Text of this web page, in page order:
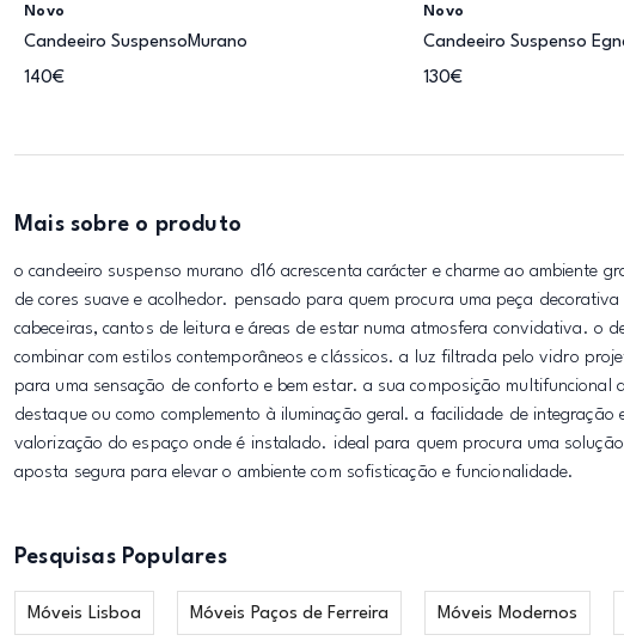
Novo
Candeeiro SuspensoMurano
140€
Novo
Candeeiro Suspenso
130€
Mais sobre o produto
o candeeiro suspenso murano d16 acrescenta carácter e charme ao ambiente
de cores suave e acolhedor. pensado para quem procura uma peça
cabeceiras, cantos de leitura e áreas de estar numa atmosfera convidativa. o
combinar com estilos contemporâneos e clássicos. a luz filtrada pelo vidro
para uma sensação de conforto e bem estar. a sua composição
destaque ou como complemento à iluminação geral. a facilidade de
valorização do espaço onde é instalado. ideal para quem procura uma
aposta segura para elevar o ambiente com sofisticação e funcionalidade.
Pesquisas Populares
Móveis Lisboa Móveis Paços de Ferreira Móveis Modernos